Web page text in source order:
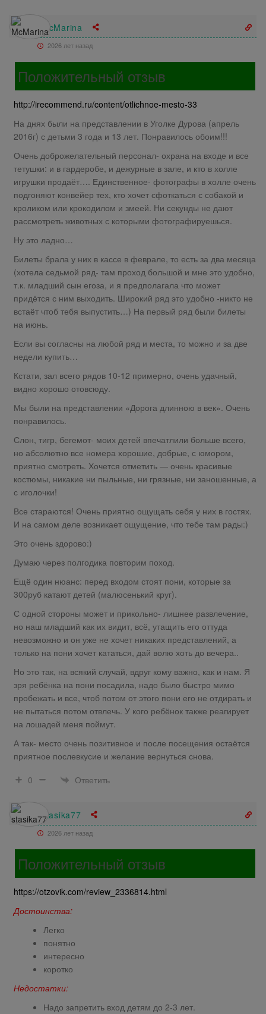
McMarina
2026 лет назад
Положительный отзыв
http://irecommend.ru/content/otlichnoe-mesto-33
На днях были на представлении в Уголке Дурова (апрель
2016г) с детьми 3 года и 13 лет. Понравилось обоим!!!
Очень доброжелательный персонал- охрана на входе и все
тетушки: и в гардеробе, и дежурные в зале, и кто в холле
игрушки продаёт…. Единственное- фотографы в холле очень
подгоняют конвейер тех, кто хочет сфоткаться с собакой и
кроликом или крокодилом и змеей. Ни секунды не дают
рассмотреть животных с которыми фотографируешься.
Ну это ладно…
Билеты брала у них в кассе в феврале, то есть за два месяца
(хотела седьмой ряд- там проход большой и мне это удобно,
т.к. младший сын егоза, и я предполагала что может
придётся с ним выходить. Широкий ряд это удобно -никто не
встаёт чтоб тебя выпустить…) На первый ряд были билеты
на июнь.
Если вы согласны на любой ряд и места, то можно и за две
недели купить…
Кстати, зал всего рядов 10-12 примерно, очень удачный,
видно хорошо отовсюду.
Мы были на представлении «Дорога длинною в век». Очень
понравилось.
Слон, тигр, бегемот- моих детей впечатлили больше всего,
но абсолютно все номера хорошие, добрые, с юмором,
приятно смотреть. Хочется отметить — очень красивые
костюмы, никакие ни пыльные, ни грязные, ни заношенные, а
с иголочки!
Все стараются! Очень приятно ощущать себя у них в гостях.
И на самом деле возникает ощущение, что тебе там рады:)
Это очень здорово:)
Думаю через полгодика повторим поход.
Ещё один нюанс: перед входом стоят пони, которые за
300руб катают детей (малюсенький круг).
С одной стороны может и прикольно- лишнее развлечение,
но наш младший как их видит, всё, утащить его оттуда
невозможно и он уже не хочет никаких представлений, а
только на пони хочет кататься, дай волю хоть до вечера..
Но это так, на всякий случай, вдруг кому важно, как и нам. Я
зря ребёнка на пони посадила, надо было быстро мимо
пробежать и все, чтоб потом от этого пони его не отдирать и
не пытаться потом отвлечь. У кого ребёнок также реагирует
на лошадей меня поймут.
А так- место очень позитивное и после посещения остаётся
приятное послевкусие и желание вернуться снова.
0
Ответить
stasika77
2026 лет назад
Положительный отзыв
https://otzovik.com/review_2336814.html
Достоинства:
Легко
понятно
интересно
коротко
Недостатки:
Надо запретить вход детям до 2-3 лет.